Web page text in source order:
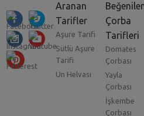
Aranan
Tarifler
Aşure Tarifi
Sütlü Aşure
Tarifi
Un Helvası
Çorba
Tarifleri
Domates
Çorbası
Yayla
Çorbası
İşkembe
Çorbası